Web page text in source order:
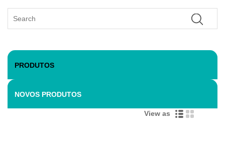
PRODUTOS
NOVOS PRODUTOS
View as